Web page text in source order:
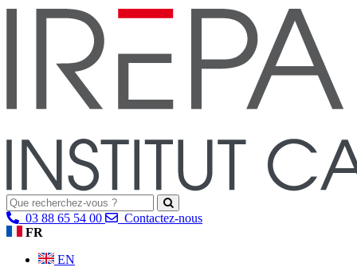
03 88 65 54 00
Contactez-nous
FR
EN